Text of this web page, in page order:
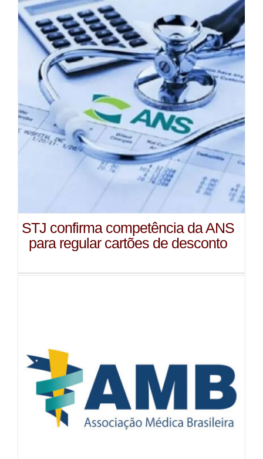
STJ confirma competência da ANS
para regular cartões de desconto